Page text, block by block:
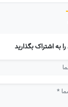
به اشتراک بگذارید